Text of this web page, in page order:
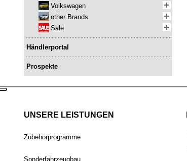
Volkswagen
other Brands
Sale
Händlerportal
Prospekte
UNSERE LEISTUNGEN
Zubehörprogramme
Sonderfahrzeugbau